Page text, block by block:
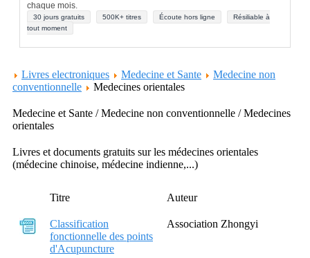
chaque mois.
30 jours gratuits 500K+ titres Écoute hors ligne
Résiliable à
tout moment
Livres electroniques Medecine et Sante
Medecine non
conventionnelle
Medecines orientales
Medecine et Sante / Medecine non conventionnelle / Medecines
orientales
Livres et documents gratuits sur les médecines orientales
(médecine chinoise, médecine indienne,...)
Titre Auteur
Classification
fonctionnelle des points
d'Acupuncture
Association Zhongyi